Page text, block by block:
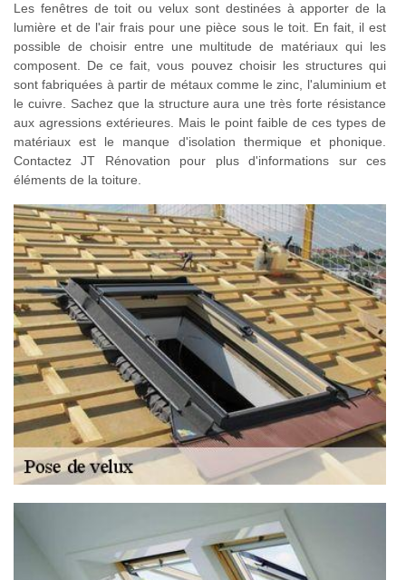
Les fenêtres de toit ou velux sont destinées à apporter de la
lumière et de l'air frais pour une pièce sous le toit. En fait, il est
possible de choisir entre une multitude de matériaux qui les
composent. De ce fait, vous pouvez choisir les structures qui
sont fabriquées à partir de métaux comme le zinc, l'aluminium et
le cuivre. Sachez que la structure aura une très forte résistance
aux agressions extérieures. Mais le point faible de ces types de
matériaux est le manque d'isolation thermique et phonique.
Contactez JT Rénovation pour plus d'informations sur ces
éléments de la toiture.